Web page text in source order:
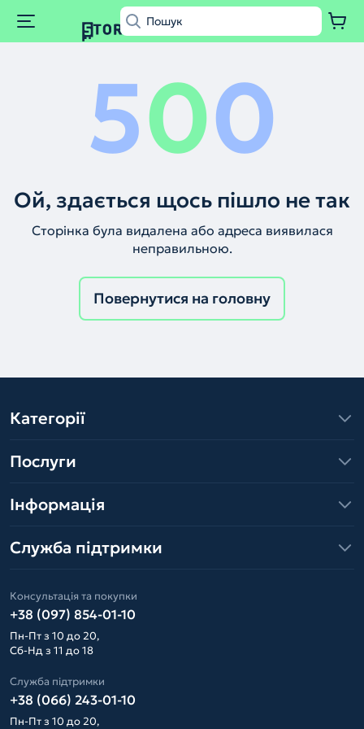
500
Ой, здається щось пішло не так
Сторінка була видалена або адреса виявилася
неправильною.
Повернутися на головну
Категорії
Послуги
Інформація
Служба підтримки
Консультація та покупки
+38 (097) 854-01-10
Пн-Пт з 10 до 20,
Сб-Нд з 11 до 18
Служба підтримки
+38 (066) 243-01-10
Пн-Пт з 10 до 20,